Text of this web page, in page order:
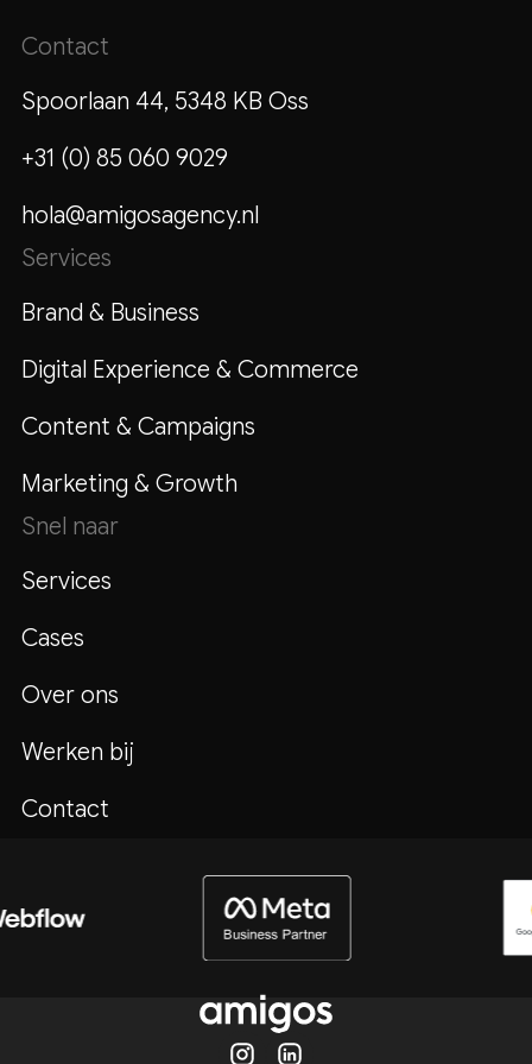
Contact
Spoorlaan 44, 5348 KB Oss
+31 (0) 85 060 9029
hola@amigosagency.nl
Services
Brand & Business
Digital Experience & Commerce
Content & Campaigns
Marketing & Growth
Snel naar
Services
Cases
Over ons
Werken bij
Contact